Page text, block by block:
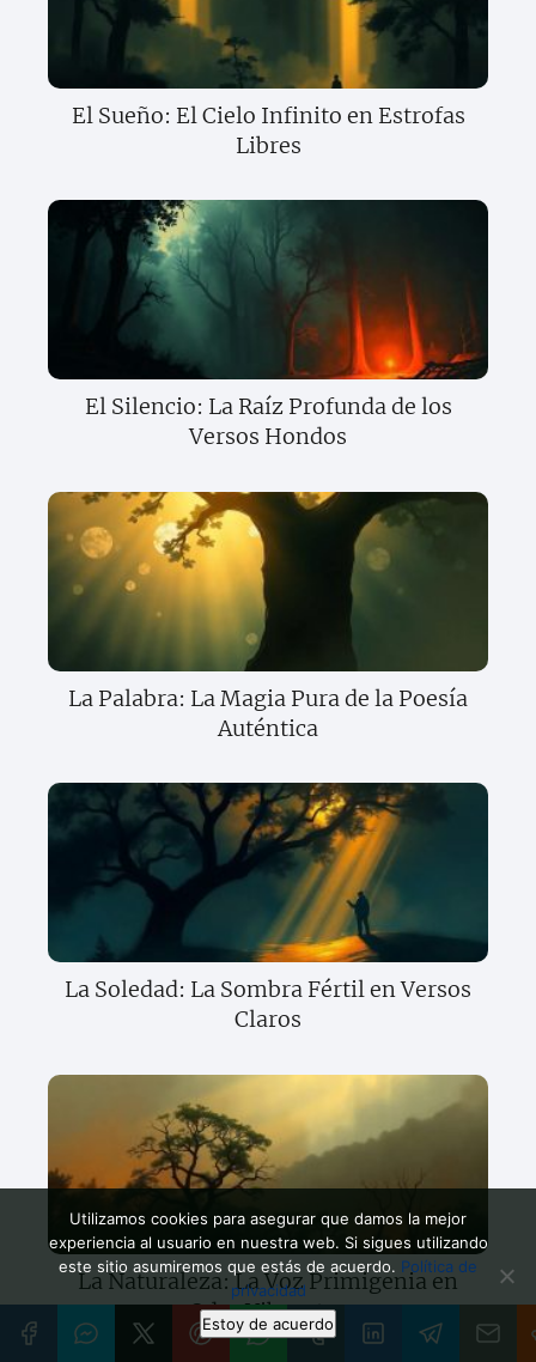
El Sueño: El Cielo Infinito en Estrofas
Libres
El Silencio: La Raíz Profunda de los
Versos Hondos
La Palabra: La Magia Pura de la Poesía
Auténtica
La Soledad: La Sombra Fértil en Versos
Claros
La Naturaleza: La Voz Primigenia en
Odas Vibrantes
Utilizamos cookies para asegurar que damos la mejor
experiencia al usuario en nuestra web. Si sigues utilizando
este sitio asumiremos que estás de acuerdo. Política de
privacidad
Estoy de acuerdo